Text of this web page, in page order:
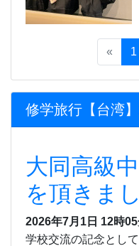
« 1
修学旅行【台湾
大同高級
を頂きま
2026年7月1日 12時
学校交流の記念とし